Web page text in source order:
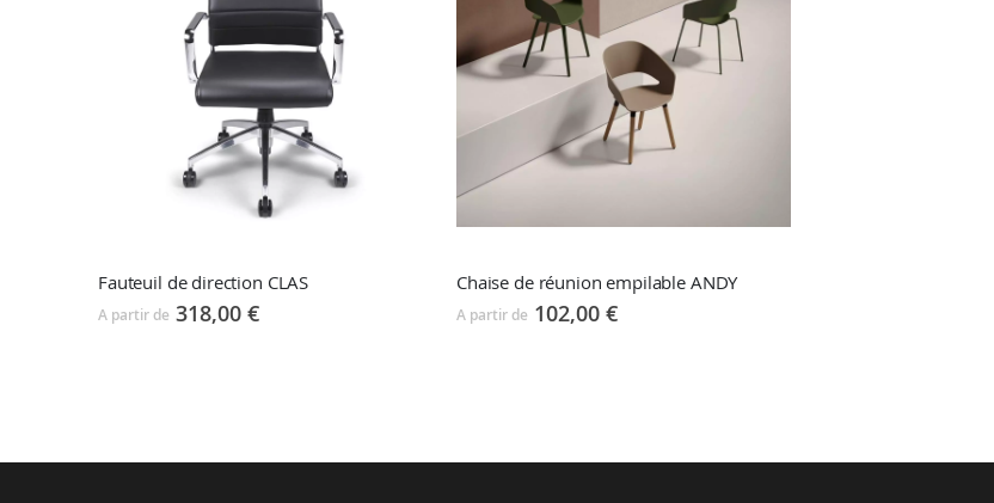
Fauteuil de direction CLAS
A partir de 318,00 €
Chaise de réunion empilable ANDY
A partir de 102,00 €